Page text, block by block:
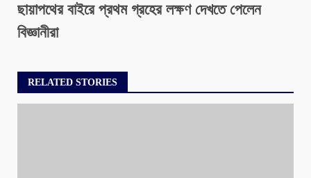
ছায়াপথের বাইরে প্রথম গ্রহের লক্ষণ দেখতে পেলেন
বিজ্ঞানীরা
RELATED STORIES